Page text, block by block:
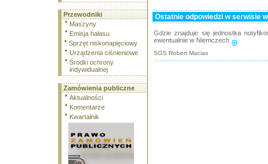
Przewodniki
Maszyny
Emisja hałasu
Sprzęt niskonapięciowy
Urządzenia ciśnieniowe
Środki ochrony
indywidualnej
Zamówienia publiczne
Aktualności
Komentarze
Kwartalnik
Ostatnie odpowiedzi w serwisie
Gdzie znajduje się jednostka
ewentualnie w Niemczech
SGS Robert Macias